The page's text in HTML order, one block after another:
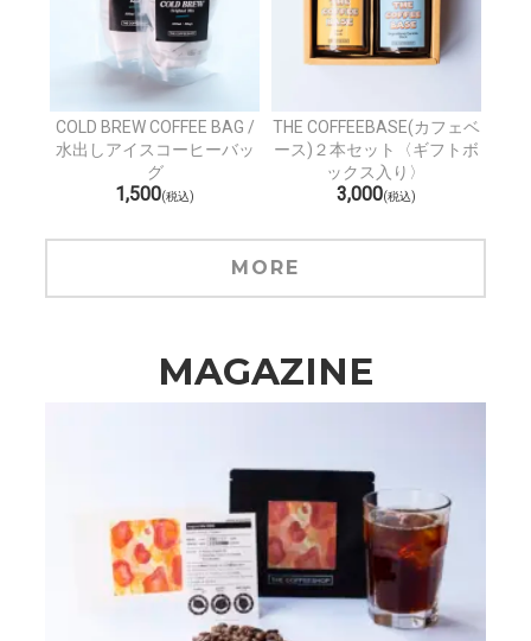
COLD BREW COFFEE BAG /
水出しアイスコーヒーバッ
グ
1,500(税込)
THE COFFEEBASE(カフェベ
ース)２本セット〈ギフトボ
ックス入り〉
3,000(税込)
MORE
MAGAZINE